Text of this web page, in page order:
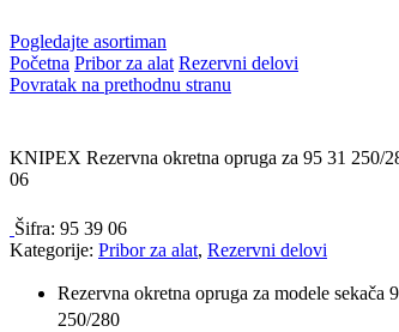
Pogledajte asortiman
Početna Pribor za alat Rezervni delovi
Povratak na prethodnu stranu
KNIPEX Rezervna okretna opruga za 95 31 250/
06
Šifra: 95 39 06
Kategorije: Pribor za alat, Rezervni delovi
Rezervna okretna opruga za modele sekača
250/280